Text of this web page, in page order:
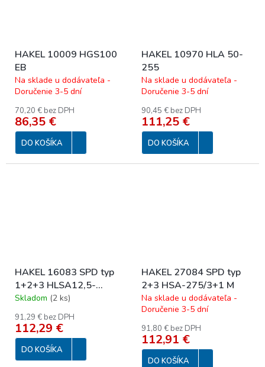
HAKEL 10009 HGS100
EB
Na sklade u dodávateľa -
Doručenie 3-5 dní
70,20 € bez DPH
86,35 €
DO KOŠÍKA
HAKEL 10970 HLA 50-
255
Na sklade u dodávateľa -
Doručenie 3-5 dní
90,45 € bez DPH
111,25 €
DO KOŠÍKA
HAKEL 16083 SPD typ
1+2+3 HLSA12,5-
275/3+0 M
Skladom (2 ks)
91,29 € bez DPH
112,29 €
DO KOŠÍKA
HAKEL 27084 SPD typ
2+3 HSA-275/3+1 M
Na sklade u dodávateľa -
Doručenie 3-5 dní
91,80 € bez DPH
112,91 €
DO KOŠÍKA